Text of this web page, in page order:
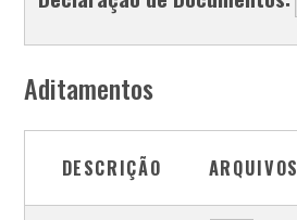
Aditamentos
DESCRIÇÃO ARQUIVOS